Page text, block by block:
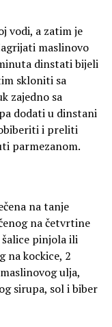
vodi, a zatim je
maslinovo
dinstati bijeli
skloniti sa
zajedno sa
dodati u dinstani
i preliti
parmezanom.
na tanje
na četvrtine
pinjola ili
na kockice, 2
ulja,
sirupa, sol i biber